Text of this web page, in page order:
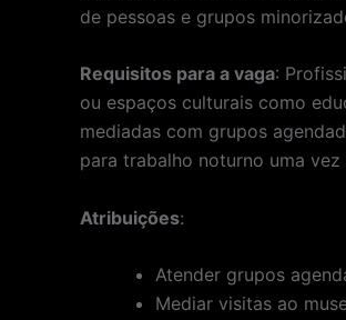
de pessoas e grupos
Requisitos para a vaga:
ou espaços culturais como
mediadas com grupos
para trabalho noturno uma vez
Atribuições:
Atender grupos
Mediar visitas ao